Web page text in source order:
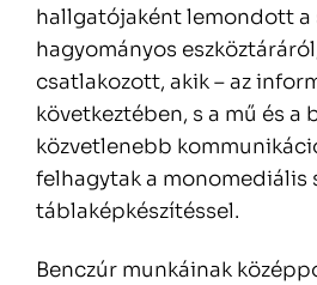
hallgatójaként lemondott a
hagyományos
csatlakozott, akik – az
következtében, s a mű és a
közvetlenebb
felhagytak a monomediális
táblaképkészítéssel.
Benczúr munkáinak